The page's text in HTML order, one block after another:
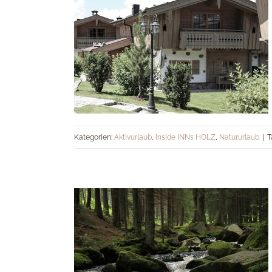
Kategorien: Aktivurlaub, Inside INNs HOLZ, Natururlaub
Natur pur im INNs HOLZ